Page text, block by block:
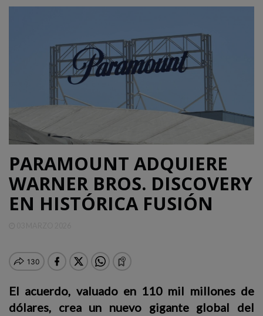
CAMPECHE
QUINTANA
ROO
DEPORTES
ENTRETENIMIENTO
PARAMOUNT ADQUIERE
WARNER BROS. DISCOVERY
EN HISTÓRICA FUSIÓN
El acuerdo, valuado en 110 mil millones de
dólares, crea un nuevo gigante global del